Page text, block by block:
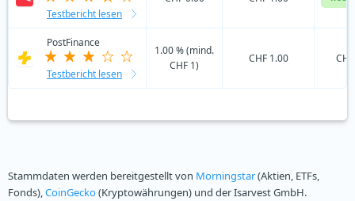
Testbericht lesen
PostFinance
Testbericht lesen
1.00 % (mind.
CHF 1)
CHF 1.00
Stammdaten werden bereitgestellt von Morningstar(Aktien, ETFs,
Fonds),CoinGecko(Kryptowährungen) und der Isarvest GmbH.